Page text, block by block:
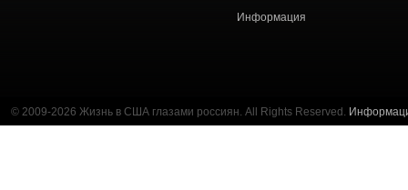
Информация
© 2009-2026 Жизнь в США глазами россиян. All Rights Reserved.